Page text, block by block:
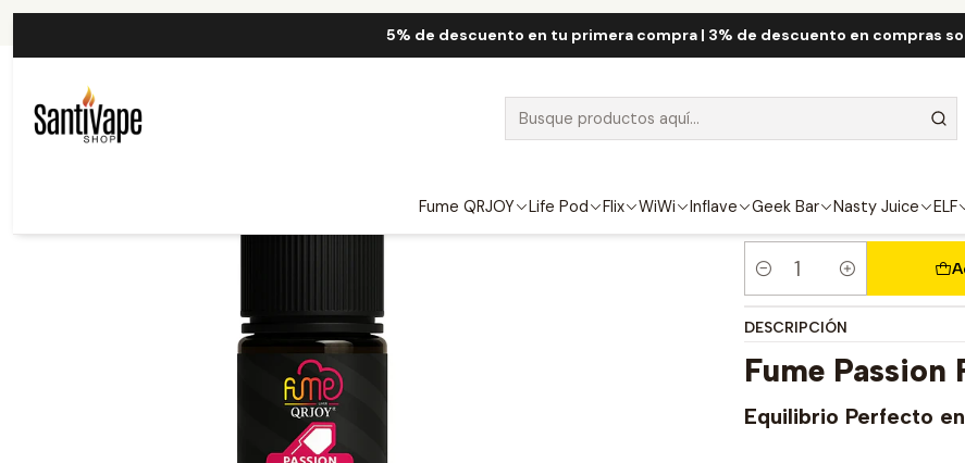
5% de descuento en tu primera compra | 3% de descuento en compras
Fume QRJOY Life Pod Flix WiWi Inflave Geek Bar Nasty Juice ELF
Fume
Cantidad
DESCRIPCIÓN
Fume
Equilibrio Perfecto